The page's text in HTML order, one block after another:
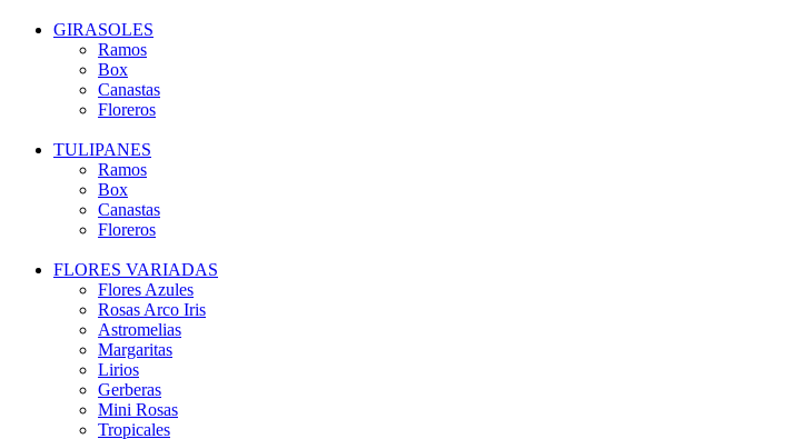
GIRASOLES
Ramos
Box
Canastas
Floreros
TULIPANES
Ramos
Box
Canastas
Floreros
FLORES VARIADAS
Flores Azules
Rosas Arco Iris
Astromelias
Margaritas
Lirios
Gerberas
Mini Rosas
Tropicales